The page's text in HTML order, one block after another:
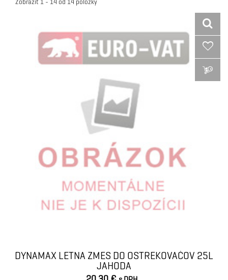
Zobraziť 1 - 14 od 14 položky
DYNAMAX LETNA ZMES DO OSTREKOVAĆOV 25L
JAHODA